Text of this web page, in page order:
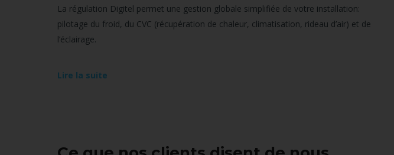
La régulation Digitel permet une gestion globale simplifiée de votre installation:
pilotage du froid, du CVC (récupération de chaleur, climatisation, rideau d’air) et de
l’éclairage.
Lire la suite